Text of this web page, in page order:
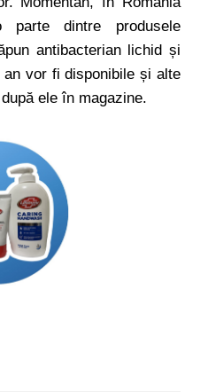
dintre produsele
antibacterian lichid și
vor fi disponibile și alte
ele în magazine.